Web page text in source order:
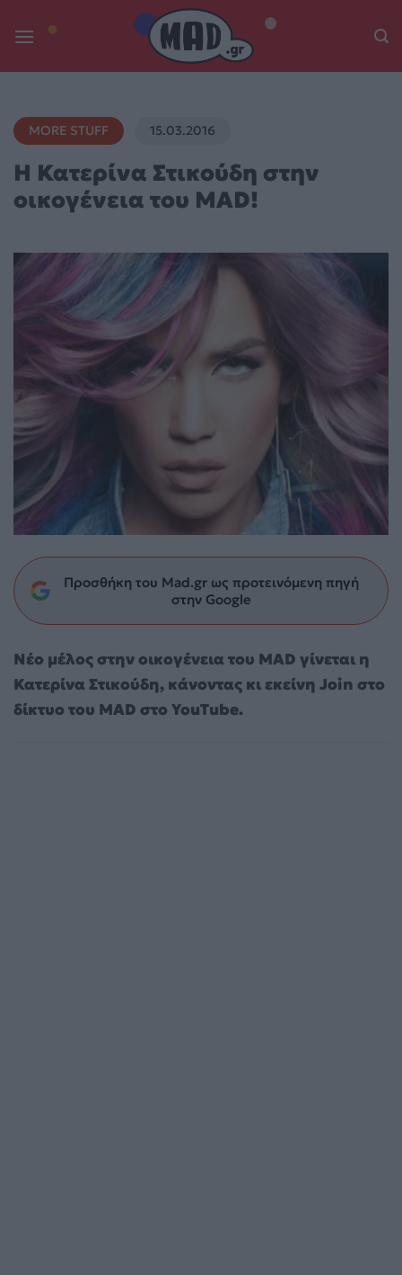
MORE STUFF 15.03.2016
Η Κατερίνα Στικούδη στην
οικογένεια του MAD!
Προσθήκη του Mad.gr ως προτεινόμενη πηγή
στην Google
Νέο μέλος στην οικογένεια του MAD γίνεται η
Κατερίνα Στικούδη, κάνοντας κι εκείνη Join στο
δίκτυο του MAD στο YouTube.